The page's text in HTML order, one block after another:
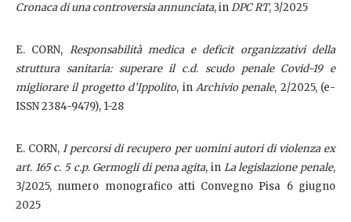
Cronaca di una controversia annunciata, inDPC RT, 3/2025
E. CORN, Responsabilità medica e deficit organizzativi della
struttura sanitaria: superare il c.d. scudo penale Covid-19 e
migliorare il progetto d’Ippolito, in Archivio penale, 2/2025, (e-
ISSN 2384-9479), 1-28
E. CORN,I percorsi di recupero per uomini autori di violenza ex
art. 165 c. 5 c.p. Germogli di pena agita, in La legislazione penale,
3/2025, numero monografico atti Convegno Pisa 6 giugno
2025